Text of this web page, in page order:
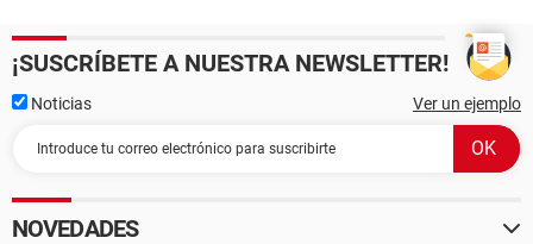
¡SUSCRÍBETE A NUESTRA NEWSLETTER!
Noticias Ver un ejemplo
NOVEDADES